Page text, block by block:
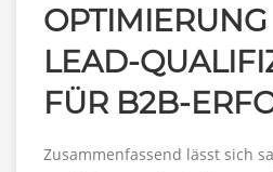
LEAD-
FÜR B2B-
Zusammenfassend lässt sich